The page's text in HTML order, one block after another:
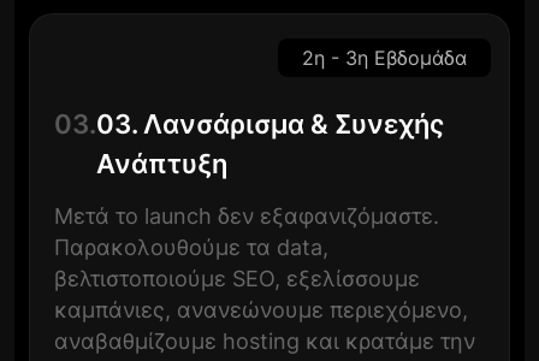
2η - 3η Εβδομάδα
03.03. Λανσάρισμα & Συνεχής
Ανάπτυξη
Μετά το launch δεν εξαφανιζόμαστε.
Παρακολουθούμε τα data,
βελτιστοποιούμε SEO, εξελίσσουμε
καμπάνιες, ανανεώνουμε περιεχόμενο,
αναβαθμίζουμε hosting και κρατάμε την